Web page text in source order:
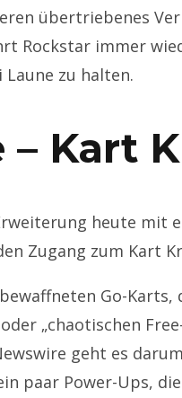
übertriebenes
Rockstar immer
zu halten.
– Kart
heute mit
Zugang zum Kart
Go-Karts,
„chaotischen
geht es
paar Power-Ups,